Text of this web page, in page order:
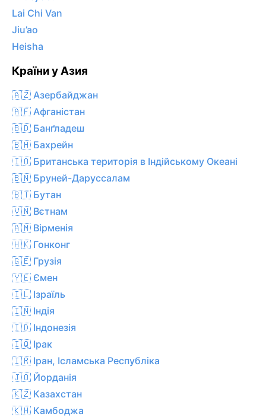
Lai Chi Van
Jiu’ao
Heisha
Країни у Азия
🇦🇿 Азербайджан
🇦🇫 Афганістан
🇧🇩 Банґладеш
🇧🇭 Бахрейн
🇮🇴 Британська територія в Індійському Океані
🇧🇳 Бруней-Даруссалам
🇧🇹 Бутан
🇻🇳 Вєтнам
🇦🇲 Вірменія
🇭🇰 Гонконг
🇬🇪 Грузія
🇾🇪 Ємен
🇮🇱 Ізраїль
🇮🇳 Індія
🇮🇩 Індонезія
🇮🇶 Ірак
🇮🇷 Іран, Ісламська Республіка
🇯🇴 Йорданія
🇰🇿 Казахстан
🇰🇭 Камбоджа